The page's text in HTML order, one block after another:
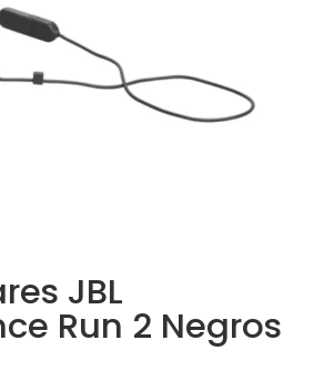
JBL
Run 2 Negros